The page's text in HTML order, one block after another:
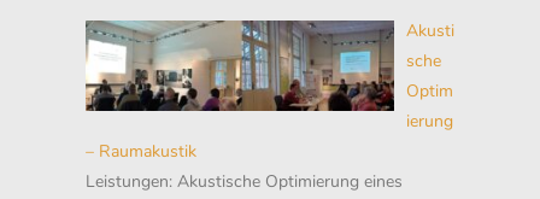
Akusti
sche
Optim
ierung
– Raumakustik
Leistungen: Akustische Optimierung eines